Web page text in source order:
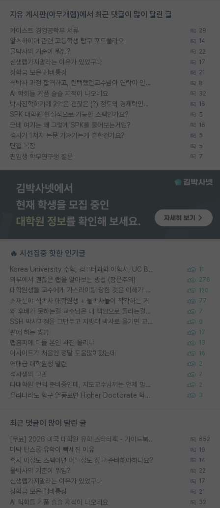
자유 게시판(아무개랩)에서 최근 댓글이 많이 달린 글
카이스트 경영공학부 서류 28
알츠하이머 관련 고등학생 탐구 포트폴리오 14
물박사의 기준이 뭐임? 22
신생랩가지말라는 이유가 있었구나 17
장학금 모은 랩비통장 21
석박사 과정 합격하고, 컨택했던교수님이 연락이 안됩니다... 8
AI 학회들 거품 슬슬 지적이 나오네요 32
박사진학하기에 2억은 괜찮은 (?) 정도의 경제력인가요 16
SPK 대학원 현실적으로 가능한 스펙인가요? 5
근데 여기는 왜 그렇게 SPK를 물어보는거임? 16
석사가 1저자 논문 가져가는게 흔한건가요? 5
면접 복장 5
편입생 학부연구생 질문 7
🔥 시선집중 핫한 인기글
Korea University 수학, 컴퓨터과학 이학사, UC Berkeley 산업공학 대학원 공학박사가 되는 것은 쉽지 않겠죠? 11
외부에서 괜찮은 랩을 알아보는 방법 (장문주의) 276
대학원생들 교수에게 가스라이팅 당한 것은 이해가 갑니다. 안타깝네요. 120
소재분야 석박사 대학원생 + 물박사들이 착각하는 거 77
왜 후배가 못하는걸 교수님은 내 책임으로 돌리는걸까요? 7
SSH 박사과정을 그만두고 지방대 박사로 옮기면 교수의 꿈은 끝일까요? 9
편애 하는 방법 17
랩홈피에 다들 본인 사진 올리냐 13
이사이트가 처음엔 정말 도움많이됐는데 16
역대급 대학원생 빌런 2
석사생의 고민 2
타대학원 컨텍 준비중인데, 지도교수님께는 언제 말씀드려야 할까요? 2
우리나라도 학구 열풍보면 Higher Doctorate 학위가 필요하다고 봅니다. 3
최근 댓글이 많이 달린 글
[무료] 2026 미국 대학원 유학 스타터팩 - 가이드북 & 합격자 컨택메일 템플릿 652
미박 탑스쿨 유학이 빡세진 이유 19
혹시 이정도 스펙이면 어느정도 잡고 준비해야하나요? 14
물박사의 기준이 뭐임? 22
신생랩가지말라는 이유가 있었구나 17
장학금 모은 랩비통장 21
AI 학회들 거품 슬슬 지적이 나오네요 32